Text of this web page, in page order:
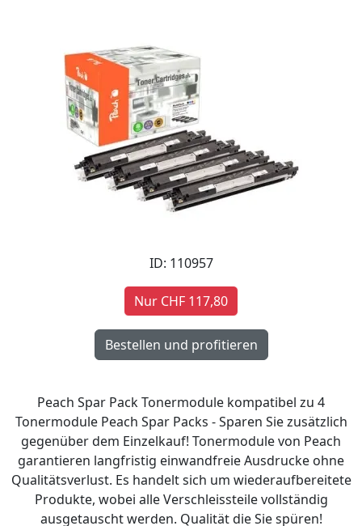
ID: 110957
Nur CHF 117,80
Peach Spar Pack Tonermodule kompatibel zu 4
Tonermodule Peach Spar Packs - Sparen Sie zusätzlich
gegenüber dem Einzelkauf! Tonermodule von Peach
garantieren langfristig einwandfreie Ausdrucke ohne
Qualitätsverlust. Es handelt sich um wiederaufbereitete
Produkte, wobei alle Verschleissteile vollständig
ausgetauscht werden. Qualität die Sie spüren!